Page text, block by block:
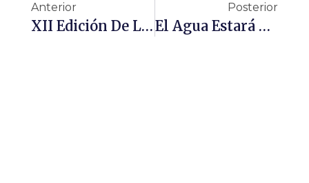
Anterior
XII Edición De Los Premios Manuel Villasante
Posterior
El Agua Estará Donde Esté El Interés Público Y También La Actividad Empresarial, Que Generan Unidas Riqueza, Empleo Y Bienestar Social